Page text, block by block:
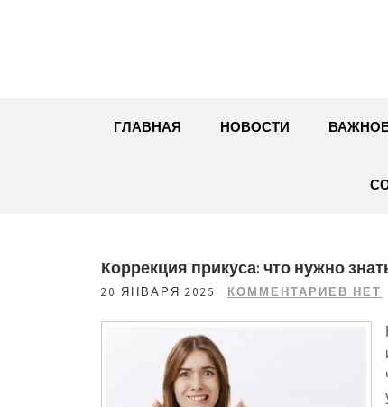
ГЛАВНАЯ НОВОСТИ
Коррекция прикуса: что нужно
20 ЯНВАРЯ 2025 КОММЕНТАРИЕВ НЕТ